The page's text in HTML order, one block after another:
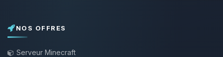
NOS OFFRES
Serveur Minecraft